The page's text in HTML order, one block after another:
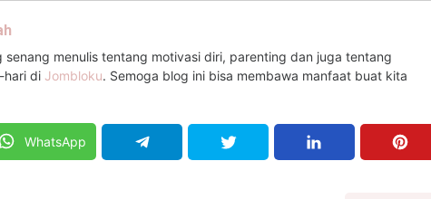
senang menulis tentang motivasi diri, parenting dan juga tentang
hari di Jombloku. Semoga blog ini bisa membawa manfaat buat kita
WhatsApp